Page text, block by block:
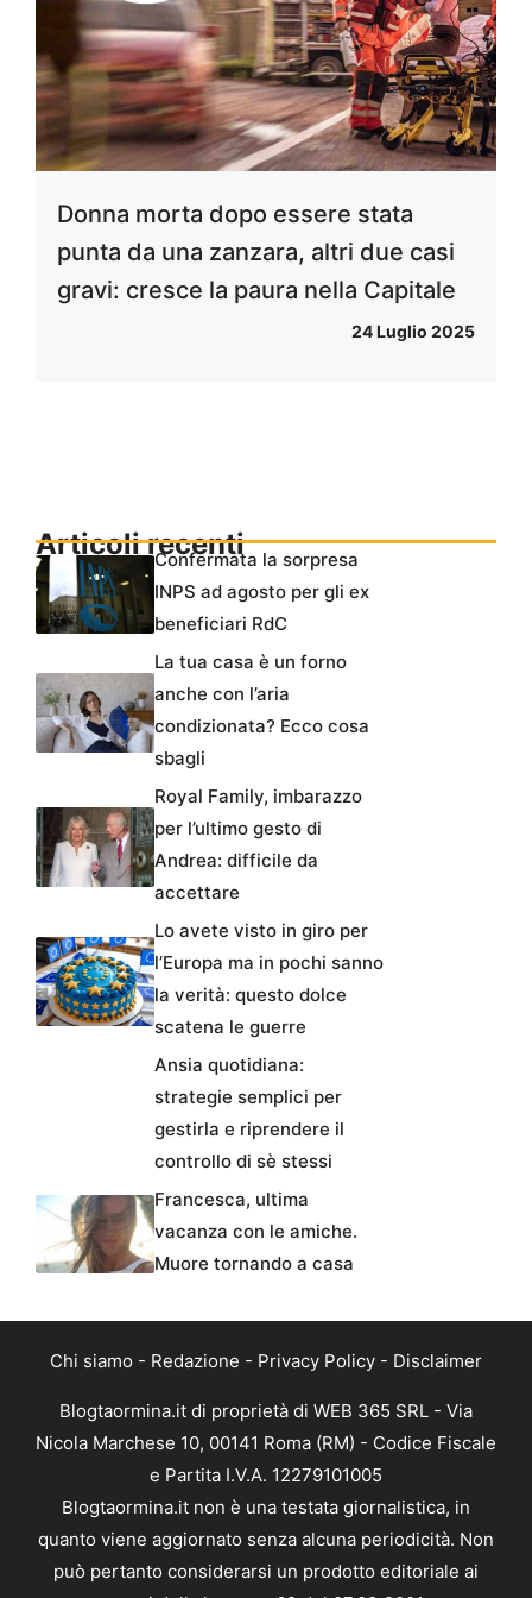
Donna morta dopo essere stata
punta da una zanzara, altri due casi
gravi: cresce la paura nella Capitale
24 Luglio 2025
Articoli recentiConfermata la sorpresa
INPS ad agosto per gli ex
beneficiari RdC
La tua casa è un forno
anche con l’aria
condizionata? Ecco cosa
sbagli
Royal Family, imbarazzo
per l’ultimo gesto di
Andrea: difficile da
accettare
Lo avete visto in giro per
l’Europa ma in pochi sanno
la verità: questo dolce
scatena le guerre
Ansia quotidiana:
strategie semplici per
gestirla e riprendere il
controllo di sè stessi
Francesca, ultima
vacanza con le amiche.
Muore tornando a casa
Chi siamo - Redazione - Privacy Policy - Disclaimer
Blogtaormina.it di proprietà di WEB 365 SRL - Via
Nicola Marchese 10, 00141 Roma (RM) - Codice Fiscale
e Partita I.V.A. 12279101005
Blogtaormina.it non è una testata giornalistica, in
quanto viene aggiornato senza alcuna periodicità. Non
può pertanto considerarsi un prodotto editoriale ai